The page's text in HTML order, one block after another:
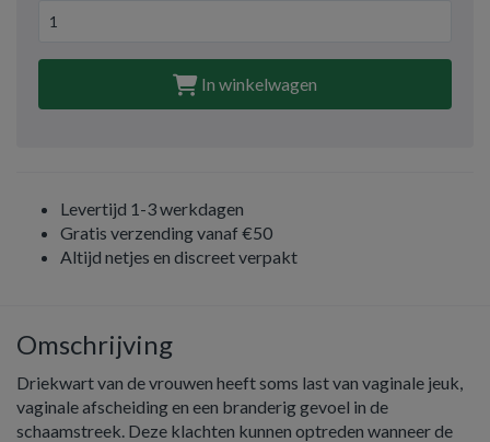
In winkelwagen
Levertijd 1-3 werkdagen
Gratis verzending vanaf €50
Altijd netjes en discreet verpakt
Omschrijving
Driekwart van de vrouwen heeft soms last van vaginale jeuk,
vaginale afscheiding en een branderig gevoel in de
schaamstreek. Deze klachten kunnen optreden wanneer de